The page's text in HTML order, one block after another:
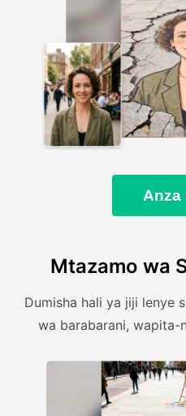
Anza
Mtazamo wa
Dumisha hali ya jiji lenye
wa barabarani, wapita-